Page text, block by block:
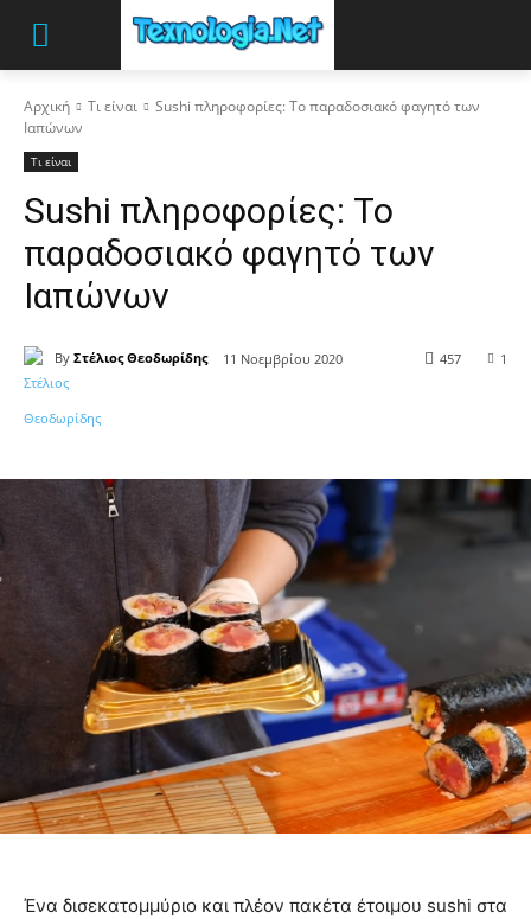
Αρχική Τι είναι
Sushi πληροφορίες: Το παραδοσιακό φαγητό των
Ιαπώνων
Τι είναι
Sushi πληροφορίες: Το
παραδοσιακό φαγητό των
Ιαπώνων
By Στέλιος Θεοδωρίδης 11 Νοεμβρίου 2020 1
457
Ένα δισεκατομμύριο και πλέον πακέτα έτοιμου sushi στα